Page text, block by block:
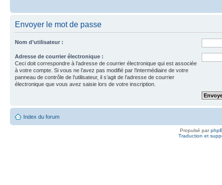
Envoyer le mot de passe
Nom d’utilisateur :
Adresse de courrier électronique :
Ceci doit correspondre à l’adresse de courrier électronique qui est associée
à votre compte. Si vous ne l’avez pas modifié par l’intermédiaire de votre
panneau de contrôle de l’utilisateur, il s’agit de l’adresse de courrier
électronique que vous avez saisie lors de votre inscription.
Index du forum
Propulsé par
Traduction et